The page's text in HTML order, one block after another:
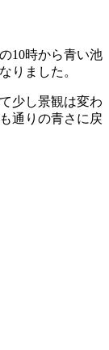
10時から青い池
りました。
少し景観は変わ
通りの青さに戻